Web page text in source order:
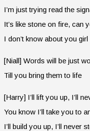
I’m just trying read the
It’s like stone on fire, can
I don’t know about you
[Niall] Words will be just
Till you bring them to life
[Harry] I’ll lift you up, I’ll
You know I’ll take you to
I’ll build you up, I’ll never